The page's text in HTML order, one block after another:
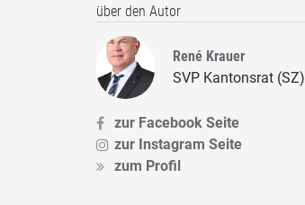
über den Autor
René Krauer
SVP Kantonsrat (SZ)
zur Facebook Seite
zur Instagram Seite
zum Profil